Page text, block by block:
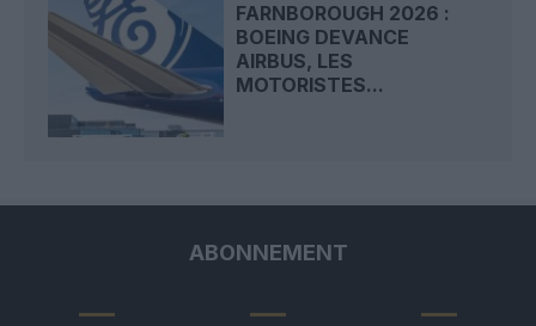
FARNBOROUGH 2026 :
BOEING DEVANCE
AIRBUS, LES
MOTORISTES...
ABONNEMENT